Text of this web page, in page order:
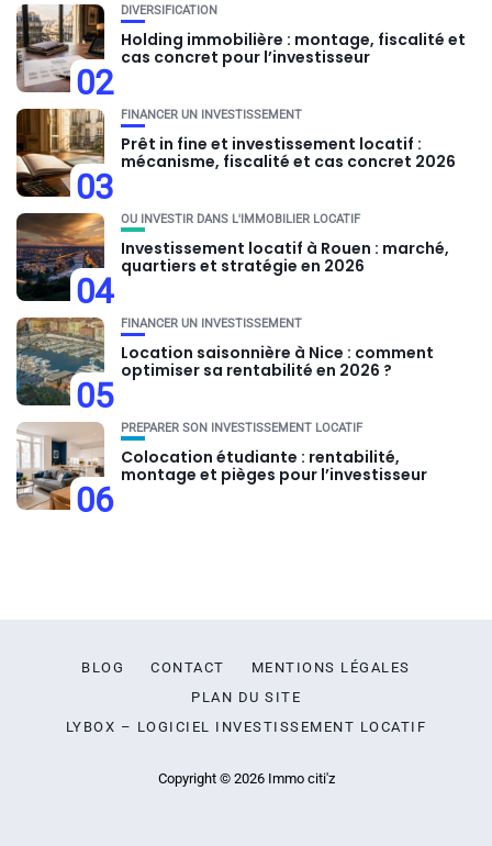
02
DIVERSIFICATION
Holding immobilière : montage, fiscalité et
cas concret pour l’investisseur
03
FINANCER UN INVESTISSEMENT
Prêt in fine et investissement locatif :
mécanisme, fiscalité et cas concret 2026
04
OU INVESTIR DANS L'IMMOBILIER LOCATIF
Investissement locatif à Rouen : marché,
quartiers et stratégie en 2026
05
FINANCER UN INVESTISSEMENT
Location saisonnière à Nice : comment
optimiser sa rentabilité en 2026 ?
06
PRÉPARER SON INVESTISSEMENT LOCATIF
Colocation étudiante : rentabilité,
montage et pièges pour l’investisseur
BLOG CONTACT
MENTIONS LÉGALES
PLAN DU SITE
LYBOX – LOGICIEL INVESTISSEMENT LOCATIF
Copyright © 2026 Immo citi'z